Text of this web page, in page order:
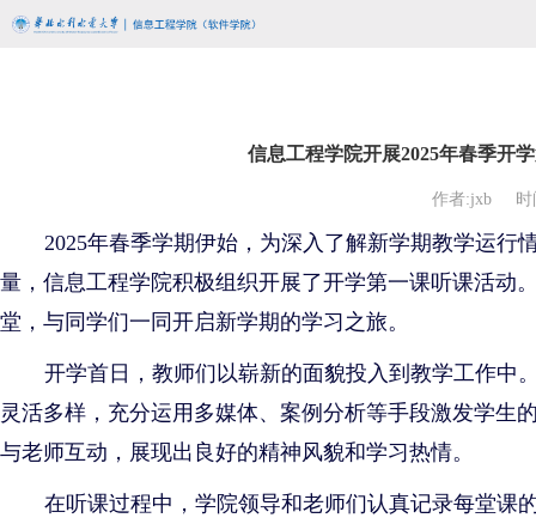
信息工程学院开展2025年春季开
作者:jxb 时
2025年春季学期伊始，为深入了解新学期教学运
量，信息工程学院积极组织开展了开学第一课听课活动
堂，与同学们一同开启新学期的学习之旅。
开学首日，教师们以崭新的面貌投入到教学工作中
灵活多样，充分运用多媒体、案例分析等手段激发学生
与老师互动，展现出良好的精神风貌和学习热情。
在听课过程中，学院领导和老师们认真记录每堂课